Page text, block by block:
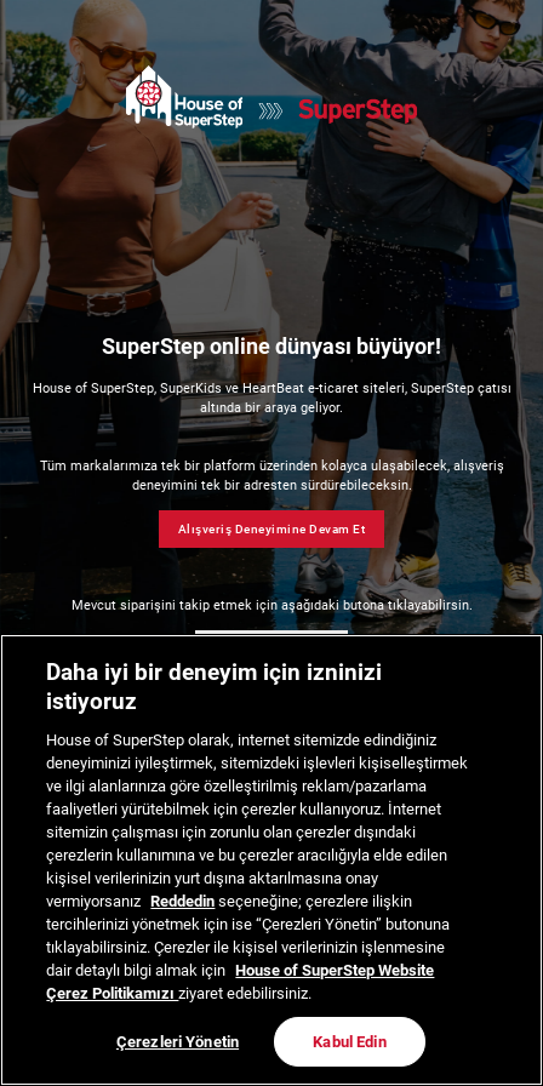
SuperStep online dünyası büyüyor!
House of SuperStep, SuperKids ve HeartBeat e-ticaret siteleri, SuperStep çatısı
altında bir araya geliyor.
Tüm markalarımıza tek bir platform üzerinden kolayca ulaşabilecek, alışveriş
deneyimini tek bir adresten sürdürebileceksin.
Alışveriş Deneyimine Devam Et
Mevcut siparişini takip etmek için aşağıdaki butona tıklayabilirsin.
Daha iyi bir deneyim için izninizi
istiyoruz
House of SuperStep olarak, internet sitemizde edindiğiniz
deneyiminizi iyileştirmek, sitemizdeki işlevleri kişiselleştirmek
ve ilgi alanlarınıza göre özelleştirilmiş reklam/pazarlama
faaliyetleri yürütebilmek için çerezler kullanıyoruz. İnternet
sitemizin çalışması için zorunlu olan çerezler dışındaki
çerezlerin kullanımına ve bu çerezler aracılığıyla elde edilen
kişisel verilerinizin yurt dışına aktarılmasına onay
vermiyorsanız Reddedin seçeneğine; çerezlere ilişkin
tercihlerinizi yönetmek için ise “Çerezleri Yönetin” butonuna
tıklayabilirsiniz. Çerezler ile kişisel verilerinizin işlenmesine
dair detaylı bilgi almak için House of SuperStep Website
Çerez Politikamızıziyaret edebilirsiniz.
Çerezleri Yönetin Kabul Edin